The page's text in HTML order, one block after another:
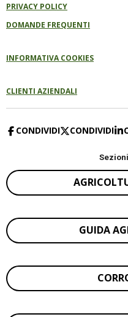
PRIVACY POLICY
DOMANDE FREQUENTI
INFORMATIVA COOKIES
CLIENTI AZIENDALI
CONDIVIDI CONDIVIDI
GUIDA